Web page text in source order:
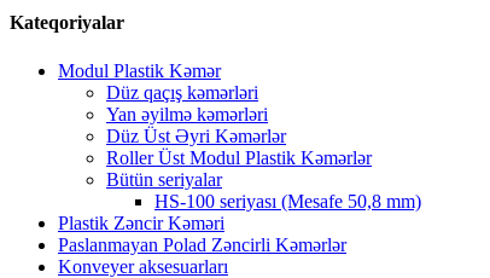
Kateqoriyalar
Modul Plastik Kəmər
Düz qaçış kəmərləri
Yan əyilmə kəmərləri
Düz Üst Əyri Kəmərlər
Roller Üst Modul Plastik Kəmərlər
Bütün seriyalar
HS-100 seriyası (Mesafe 50,8 mm)
Plastik Zəncir Kəməri
Paslanmayan Polad Zəncirli Kəmərlər
Konveyer aksesuarları